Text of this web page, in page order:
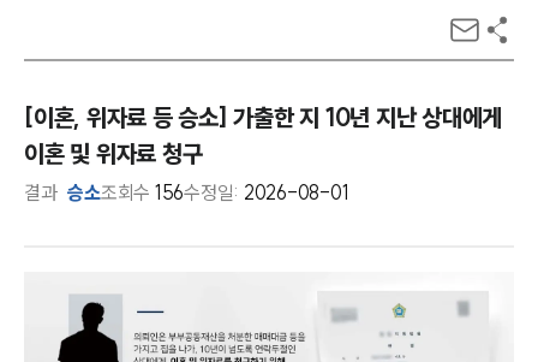
[이혼, 위자료 등 승소] 가출한 지 10년 지난 상대에게
이혼 및 위자료 청구
결과 승소조회수 156수정일: 2026-08-01